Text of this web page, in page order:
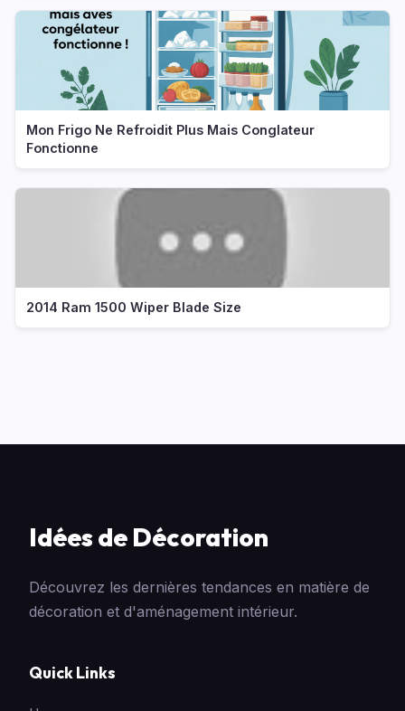
Mon Frigo Ne Refroidit Plus Mais Conglateur
Fonctionne
2014 Ram 1500 Wiper Blade Size
Idées de Décoration
Découvrez les dernières tendances en matière de
décoration et d'aménagement intérieur.
Quick Links